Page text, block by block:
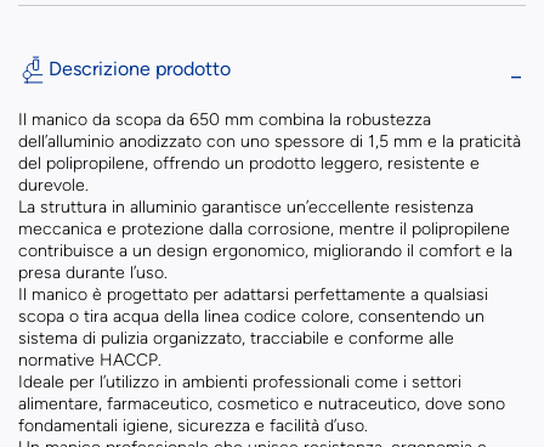
Descrizione prodotto
Il manico da scopa da 650 mm combina la robustezza
dell’alluminio anodizzato con uno spessore di 1,5 mm e la praticità
del polipropilene, offrendo un prodotto leggero, resistente e
durevole.
La struttura in alluminio garantisce un’eccellente resistenza
meccanica e protezione dalla corrosione, mentre il polipropilene
contribuisce a un design ergonomico, migliorando il comfort e la
presa durante l’uso.
Il manico è progettato per adattarsi perfettamente a qualsiasi
scopa o tira acqua della linea codice colore, consentendo un
sistema di pulizia organizzato, tracciabile e conforme alle
normative HACCP.
Ideale per l’utilizzo in ambienti professionali come i settori
alimentare, farmaceutico, cosmetico e nutraceutico, dove sono
fondamentali igiene, sicurezza e facilità d’uso.